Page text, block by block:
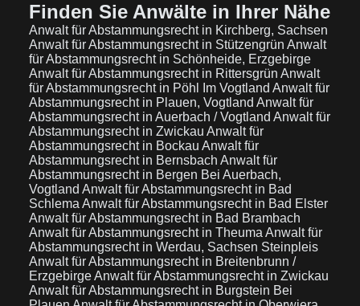
Finden Sie Anwälte in Ihrer Nähe
Anwalt für Abstammungsrecht in Kirchberg, Sachsen
Anwalt für Abstammungsrecht in Stützengrün Anwalt
für Abstammungsrecht in Schönheide, Erzgebirge
Anwalt für Abstammungsrecht in Rittersgrün Anwalt
für Abstammungsrecht in Pöhl Im Vogtland Anwalt für
Abstammungsrecht in Plauen, Vogtland Anwalt für
Abstammungsrecht in Auerbach / Vogtland Anwalt für
Abstammungsrecht in Zwickau Anwalt für
Abstammungsrecht in Bockau Anwalt für
Abstammungsrecht in Bernsbach Anwalt für
Abstammungsrecht in Bergen Bei Auerbach,
Vogtland Anwalt für Abstammungsrecht in Bad
Schlema Anwalt für Abstammungsrecht in Bad Elster
Anwalt für Abstammungsrecht in Bad Brambach
Anwalt für Abstammungsrecht in Theuma Anwalt für
Abstammungsrecht in Werdau, Sachsen Steinpleis
Anwalt für Abstammungsrecht in Breitenbrunn /
ErzgebirgeAnwalt für Abstammungsrecht in Zwickau
Anwalt für Abstammungsrecht in Burgstein Bei